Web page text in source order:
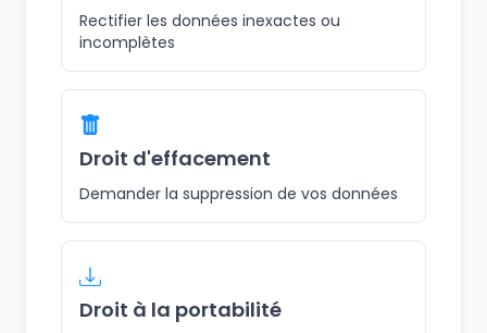
Rectifier les données inexactes ou
incomplètes
Droit d'effacement
Demander la suppression de vos données
Droit à la portabilité